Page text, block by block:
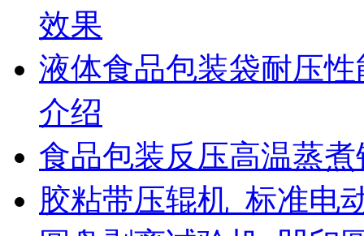
效果
液体食品包装袋耐压
介绍
食品包装反压高温蒸
胶粘带压辊机_标准电